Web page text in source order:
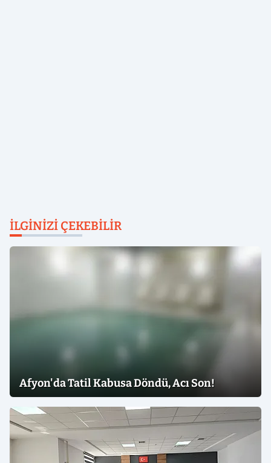
İLGINIZI ÇEKEBILIR
Afyon'da Tatil Kabusa Döndü, Acı Son!